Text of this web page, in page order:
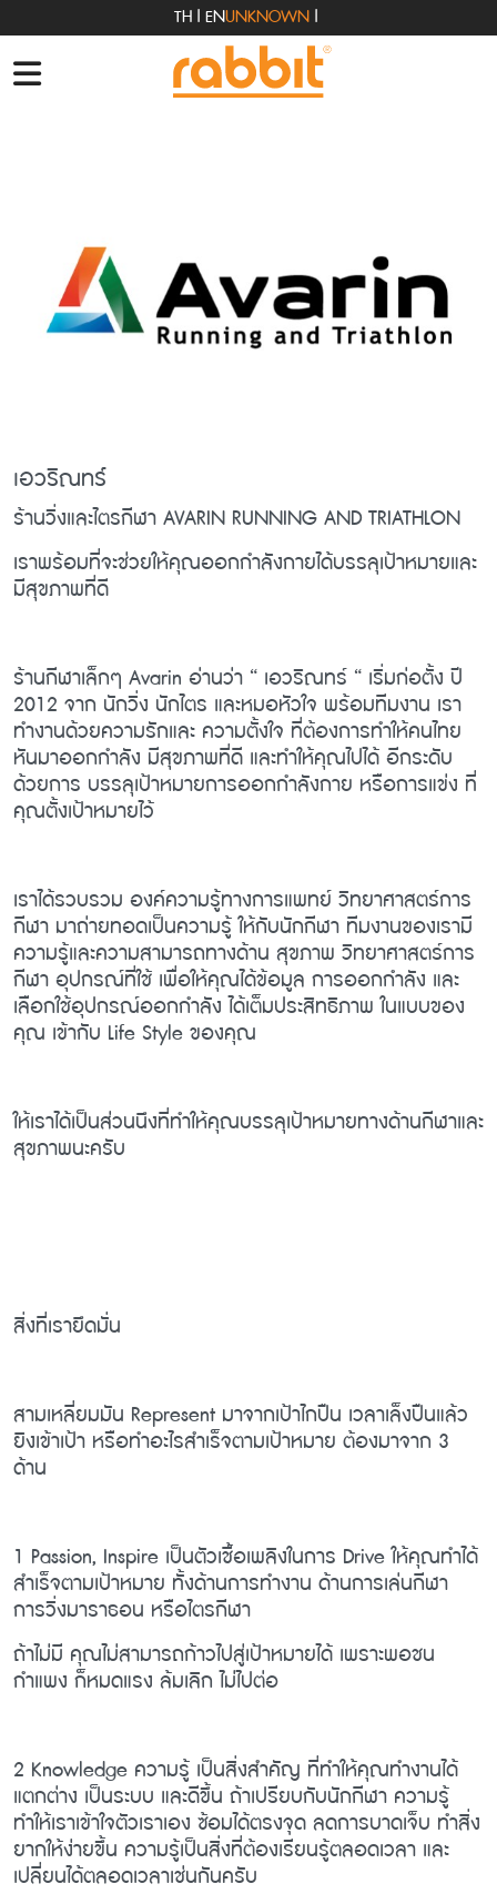
TH|ENUNKNOWN|
เอวริณทร์
ร้านวิ่งและไตรกีฬา AVARIN RUNNING AND TRIATHLON
เราพร้อมที่จะช่วยให้คุณออกกำลังกายได้บรรลุเป้าหมายและ
มีสุขภาพที่ดี
ร้านกีฬาเล็กๆ Avarin อ่านว่า “ เอวริณทร์ “ เริ่มก่อตั้ง ปี
2012 จาก นักวิ่ง นักไตร และหมอหัวใจ พร้อมทีมงาน เรา
ทำงานด้วยความรักและ ความตั้งใจ ที่ต้องการทำให้คนไทย
หันมาออกกำลัง มีสุขภาพที่ดี และทำให้คุณไปได้ อีกระดับ
ด้วยการ บรรลุเป้าหมายการออกกำลังกาย หรือการแข่ง ที่
คุณตั้งเป้าหมายไว้
เราได้รวบรวม องค์ความรู้ทางการแพทย์ วิทยาศาสตร์การ
กีฬา มาถ่ายทอดเป็นความรู้ ให้กับนักกีฬา ทีมงานของเรามี
ความรู้และความสามารถทางด้าน สุขภาพ วิทยาศาสตร์การ
กีฬา อุปกรณ์ที่ใช้ เพื่อให้คุณได้ข้อมูล การออกกำลัง และ
เลือกใช้อุปกรณ์ออกกำลัง ได้เต็มประสิทธิภาพ ในแบบของ
คุณ เข้ากับ Life Style ของคุณ
ให้เราได้เป็นส่วนนึงที่ทำให้คุณบรรลุเป้าหมายทางด้านกีฬาและ
สุขภาพนะครับ
สิ่งที่เรายึดมั่น
สามเหลี่ยมมัน Represent มาจากเป้าไกปืน เวลาเล็งปืนแล้ว
ยิงเข้าเป้า หรือทำอะไรสำเร็จตามเป้าหมาย ต้องมาจาก 3
ด้าน
1 Passion, Inspire เป็นตัวเชื้อเพลิงในการ Drive ให้คุณทำได้
สำเร็จตามเป้าหมาย ทั้งด้านการทำงาน ด้านการเล่นกีฬา
การวิ่งมาราธอน หรือไตรกีฬา
ถ้าไม่มี คุณไม่สามารถก้าวไปสู่เป้าหมายได้ เพราะพอชน
กำแพง ก็หมดแรง ล้มเลิก ไม่ไปต่อ
2 Knowledge ความรู้ เป็นสิ่งสำคัญ ที่ทำให้คุณทำงานได้
แตกต่าง เป็นระบบ และดีขึ้น ถ้าเปรียบกับนักกีฬา ความรู้
ทำให้เราเข้าใจตัวเราเอง ซ้อมได้ตรงจุด ลดการบาดเจ็บ ทำสิ่ง
ยากให้ง่ายขึ้น ความรู้เป็นสิ่งที่ต้องเรียนรู้ตลอดเวลา และ
เปลี่ยนได้ตลอดเวลาเช่นกันครับ